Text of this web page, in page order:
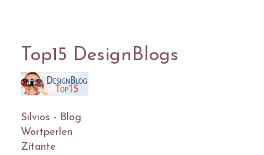
Top15 DesignBlogs
Silvios - Blog
Wortperlen
Zitante